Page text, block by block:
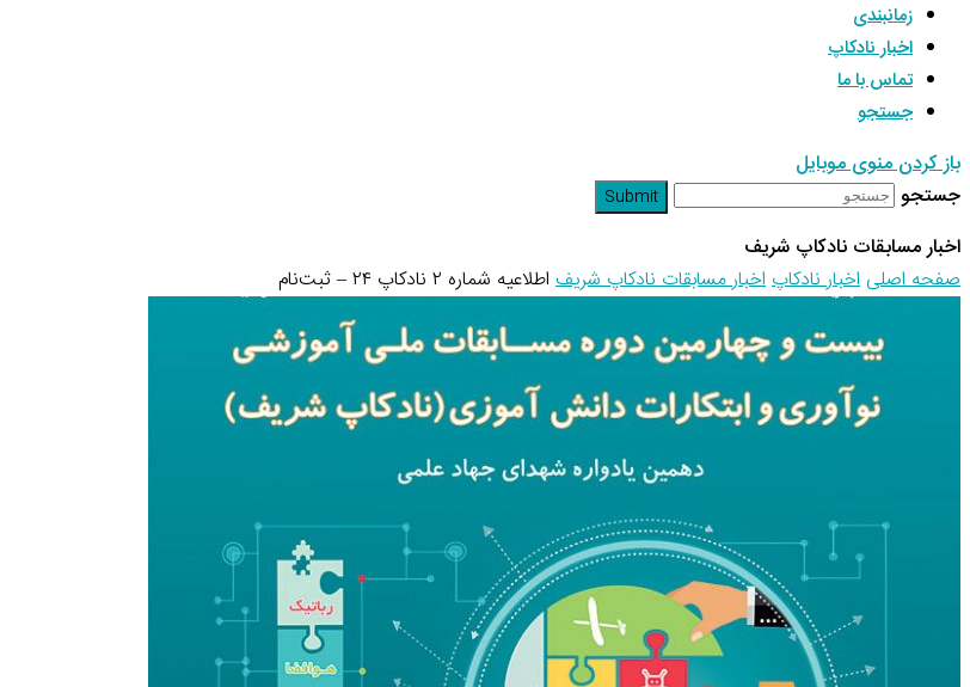
زمانبندی
اخبار نادکاپ
تماس با ما
جستجو
باز کردن منوی موبایل
جستجو
Submit
اخبار مسابقات نادکاپ شریف
صفحه اصلی اخبار نادکاپاخبار مسابقات نادکاپ شریف اطلاعیه شماره ۲ نادکاپ ۲۴ – ثبت‌نام